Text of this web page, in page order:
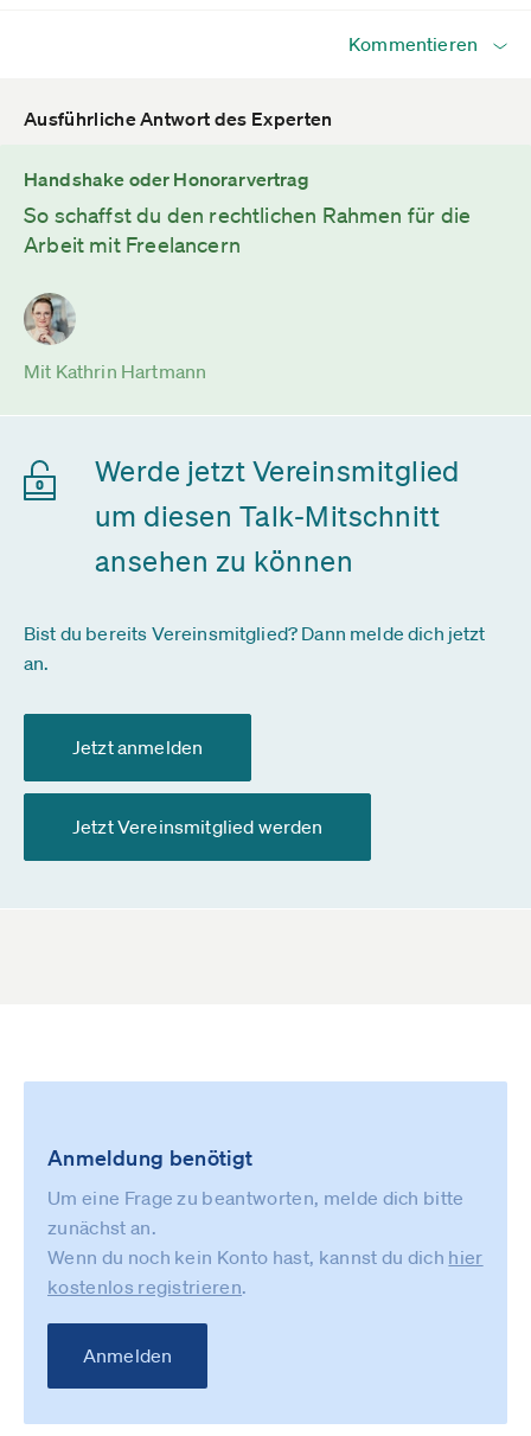
Kommentieren
Ausführliche Antwort des Experten
Handshake oder Honorarvertrag
So schaffst du den rechtlichen Rahmen für die
Arbeit mit Freelancern
Mit Kathrin Hartmann
Werde jetzt Vereinsmitglied
um diesen Talk-Mitschnitt
ansehen zu können
Bist du bereits Vereinsmitglied? Dann melde dich jetzt
an.
Jetzt anmelden
Jetzt Vereinsmitglied werden
Anmeldung benötigt
Um eine Frage zu beantworten, melde dich bitte
zunächst an.
Wenn du noch kein Konto hast, kannst du dich hier
kostenlos registrieren.
Anmelden